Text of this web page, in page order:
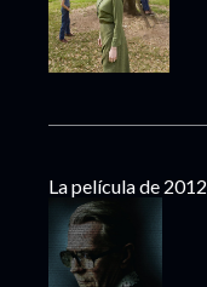
La película de 2012